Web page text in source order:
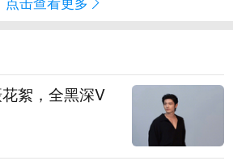
絮，全黑深V